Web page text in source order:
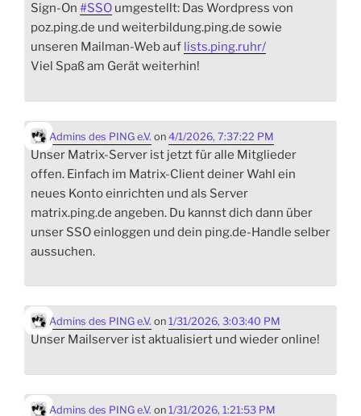
Sign-On #SSO umgestellt: Das Wordpress von
poz.ping.de und weiterbildung.ping.de sowie
unseren Mailman-Web auf lists.ping.ruhr/
Viel Spaß am Gerät weiterhin!
Admins des PING e.V. on 4/1/2026, 7:37:22 PM
Unser Matrix-Server ist jetzt für alle Mitglieder
offen. Einfach im Matrix-Client deiner Wahl ein
neues Konto einrichten und als Server
matrix.ping.de angeben. Du kannst dich dann über
unser SSO einloggen und dein ping.de-Handle selber
aussuchen.
Admins des PING e.V. on 1/31/2026, 3:03:40 PM
Unser Mailserver ist aktualisiert und wieder online!
Admins des PING e.V. on 1/31/2026, 1:21:53 PM